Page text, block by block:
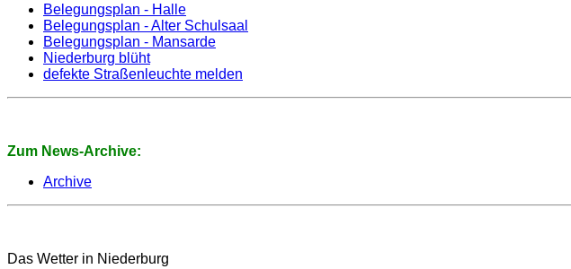
Belegungsplan - Halle
Belegungsplan - Alter Schulsaal
Belegungsplan - Mansarde
Niederburg blüht
defekte Straßenleuchte melden
Zum News-Archive:
Archive
Das Wetter in Niederburg